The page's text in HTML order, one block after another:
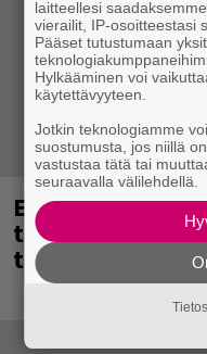
Eppu
tänään – katso
täältä
laitteellesi
vierailit, IP-osoitteestasi
Pääset tutustumaan
Hylkääminen voi
käytettävyyteen.
Jotkin teknologiamme
suostumusta, jos niillä
vastustaa tätä tai
seuraavalla välilehdellä.